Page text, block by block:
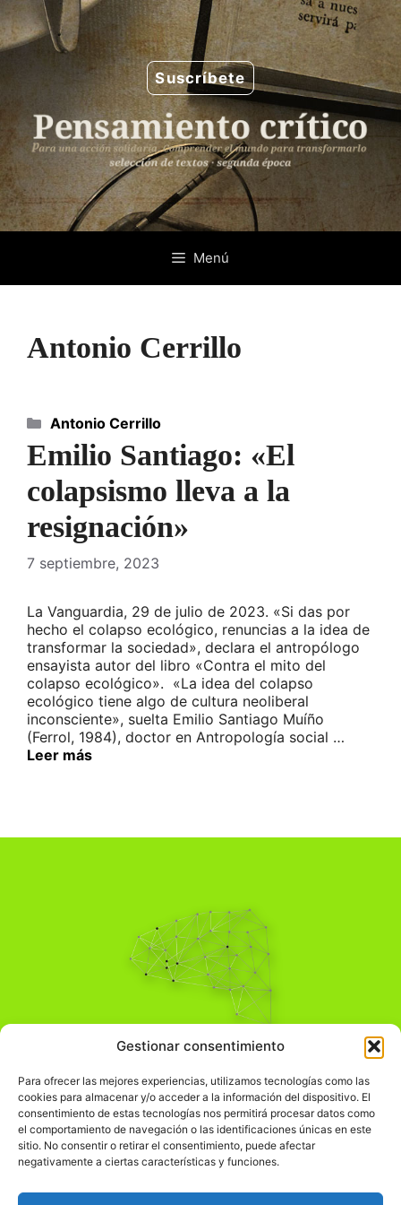
Gestionar consentimiento
Para ofrecer las mejores experiencias, utilizamos tecnologías como las
cookies para almacenar y/o acceder a la información del dispositivo. El
consentimiento de estas tecnologías nos permitirá procesar datos como
el comportamiento de navegación o las identificaciones únicas en este
sitio. No consentir o retirar el consentimiento, puede afectar
negativamente a ciertas características y funciones.
Saltar
al
contenido
Suscríbete
Menú
Antonio Cerrillo
Emilio Santiago: «El
colapsismo lleva a la
resignación»
7 septiembre, 2023
La Vanguardia, 29 de julio de 2023. «Si das por
hecho el colapso ecológico, renuncias a la idea de
transformar la sociedad», declara el antropólogo
ensayista autor del libro «Contra el mito del
colapso ecológico». «La idea del colapso
ecológico tiene algo de cultura neoliberal
inconsciente», suelta Emilio Santiago Muíño
(Ferrol, 1984), doctor en Antropología social …
Leer más
Categorías
Antonio Cerrillo
Pensamiento Crítico
Comprender el mundo para transformarlo.
Información Legal
჻Política de privacidad